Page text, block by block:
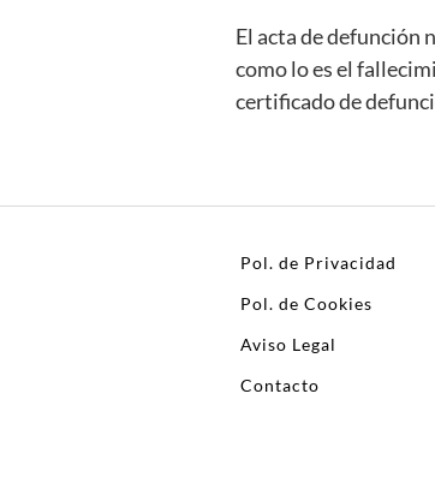
El acta de defunción
como lo es el
certificado de
Pol. de Privacidad
Pol. de Cookies
Aviso Legal
Contacto